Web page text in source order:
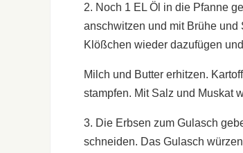
2. Noch 1 EL Öl in die Pfanne
anschwitzen und mit Brühe
Klößchen wieder dazufügen
Milch und Butter erhitzen.
stampfen. Mit Salz und Muskat
3. Die Erbsen zum Gulasch
schneiden. Das Gulasch